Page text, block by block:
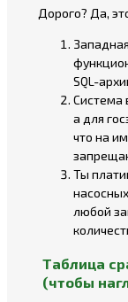
Дорого? Да,
SQL-
Система
а для
что на
Ты
любой
Таблица
(чтобы